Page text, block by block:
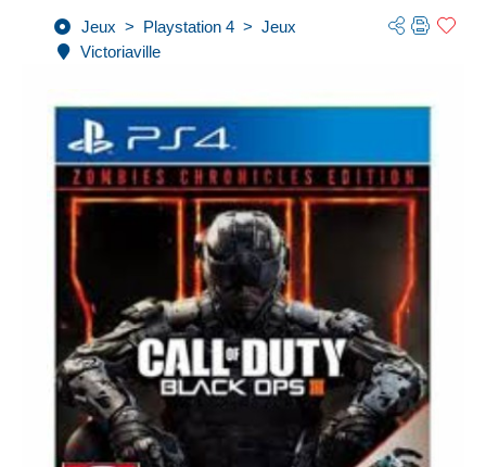
Jeux > Playstation 4 > Jeux
Victoriaville